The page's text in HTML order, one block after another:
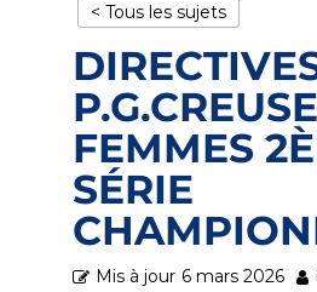
< Tous les sujets
P.G.CREUSE
FEMMES
SÉRIE
Mis à jour 6 mars 2026